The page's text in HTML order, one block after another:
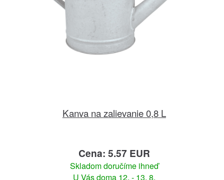
Kanva na zalievanie 0,8 L
Cena: 5.57 EUR
Skladom doručíme ihneď
U Vás doma 12. - 13. 8.